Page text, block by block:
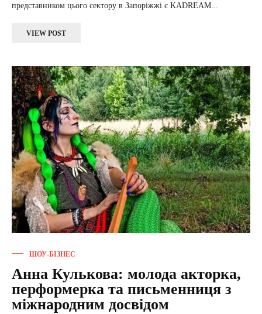
представником цього сектору в Запоріжжі є KADREAM...
VIEW POST
ШОУ-БІЗНЕС
Анна Кулькова: молода акторка,
перформерка та письменниця з
міжнародним досвідом